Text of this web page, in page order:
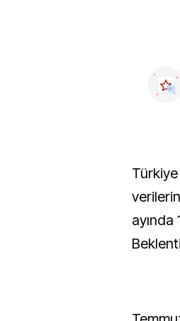
Türkiye Cumhuriyet Merkez Bankası (TCMB)